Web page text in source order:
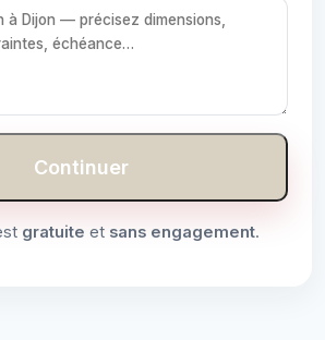
Continuer
gratuite et sans engagement.